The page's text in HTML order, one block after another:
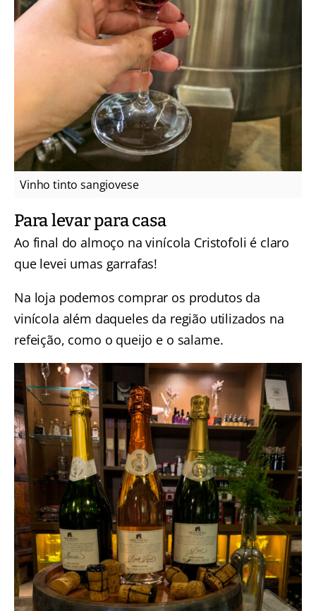
Vinho tinto sangiovese
Para levar para casa
Ao final do almoço na vinícola Cristofoli é claro
que levei umas garrafas!
Na loja podemos comprar os produtos da
vinícola além daqueles da região utilizados na
refeição, como o queijo e o salame.